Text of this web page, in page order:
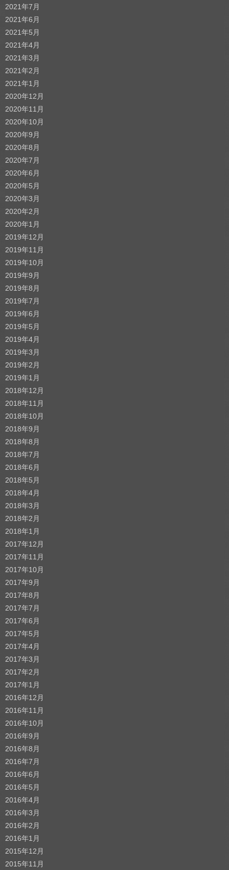
2021年7月
2021年6月
2021年5月
2021年4月
2021年3月
2021年2月
2021年1月
2020年12月
2020年11月
2020年10月
2020年9月
2020年8月
2020年7月
2020年6月
2020年5月
2020年3月
2020年2月
2020年1月
2019年12月
2019年11月
2019年10月
2019年9月
2019年8月
2019年7月
2019年6月
2019年5月
2019年4月
2019年3月
2019年2月
2019年1月
2018年12月
2018年11月
2018年10月
2018年9月
2018年8月
2018年7月
2018年6月
2018年5月
2018年4月
2018年3月
2018年2月
2018年1月
2017年12月
2017年11月
2017年10月
2017年9月
2017年8月
2017年7月
2017年6月
2017年5月
2017年4月
2017年3月
2017年2月
2017年1月
2016年12月
2016年11月
2016年10月
2016年9月
2016年8月
2016年7月
2016年6月
2016年5月
2016年4月
2016年3月
2016年2月
2016年1月
2015年12月
2015年11月